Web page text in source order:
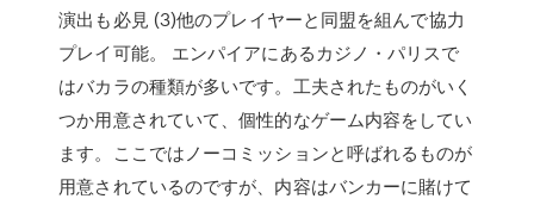
演出も必見 (3)他のプレイヤーと同盟を組んで協力
プレイ可能。 エンパイアにあるカジノ・パリスで
はバカラの種類が多いです。工夫されたものがいく
つか用意されていて、個性的なゲーム内容をしてい
ます。ここではノーコミッションと呼ばれるものが
用意されているのですが、内容はバンカーに賭けて